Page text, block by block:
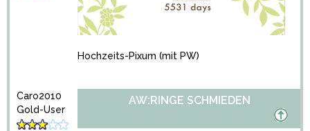
Hochzeits-Pixum (mit PW)
Caro2010
Gold-User
AW:RINGE SCHMIEDEN